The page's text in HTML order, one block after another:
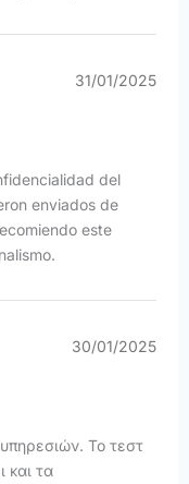
31/01/2025
del
enviados de
este
30/01/2025
Το τεστ
και τα